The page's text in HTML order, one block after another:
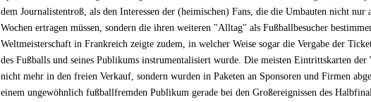
dem Journalistentroß, als den Interessen der (heimischen) Fans, die die Umbauten nicht nur
Wochen ertragen müssen, sondern die ihren weiteren "Alltag" als Fußballbesucher
Weltmeisterschaft in Frankreich zeigte zudem, in welcher Weise sogar die Vergabe der
des Fußballs und seines Publikums instrumentalisiert wurde. Die meisten Eintrittskarten der
nicht mehr in den freien Verkauf, sondern wurden in Paketen an Sponsoren und Firmen
einem ungewöhnlich fußballfremden Publikum gerade bei den Großereignissen des